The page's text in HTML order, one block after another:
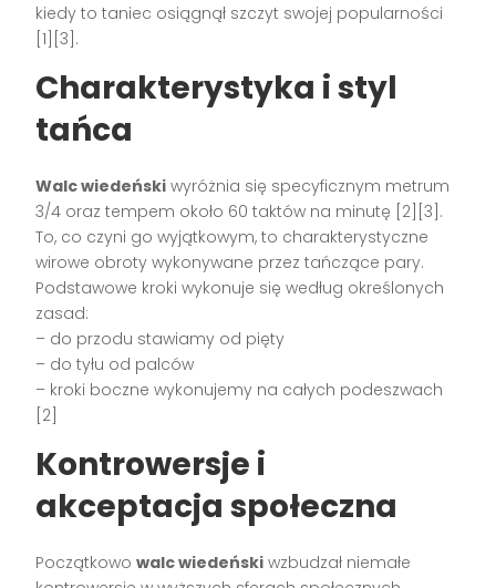
kiedy to taniec osiągnął szczyt swojej popularności
[1][3].
Charakterystyka i styl
tańca
Walc wiedeński wyróżnia się specyficznym metrum
3/4 oraz tempem około 60 taktów na minutę [2][3].
To, co czyni go wyjątkowym, to charakterystyczne
wirowe obroty wykonywane przez tańczące pary.
Podstawowe kroki wykonuje się według określonych
zasad:
– do przodu stawiamy od pięty
– do tyłu od palców
– kroki boczne wykonujemy na całych podeszwach
[2]
Kontrowersje i
akceptacja społeczna
Początkowowalc wiedeński wzbudzał niemałe